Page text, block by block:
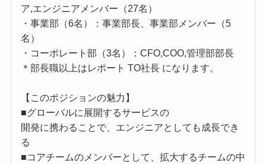
ア,エンジニアメンバー（27名）
・事業部（6名）：事業部長、事業部メンバー（5
名）
・コーポレート部（3名）：CFO,COO,管理部部長
＊部長職以上はレポート TO社長 になります。
【このポジションの魅力】
■グローバルに展開するサービスの
開発に携わることで、エンジニアとしても成長でき
る
■コアチームのメンバーとして、拡大するチームの中